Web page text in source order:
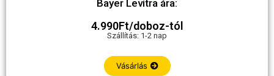
Bayer Levitra ára:
4.990Ft/doboz-tól
Szállítás: 1-2 nap
Vásárlás